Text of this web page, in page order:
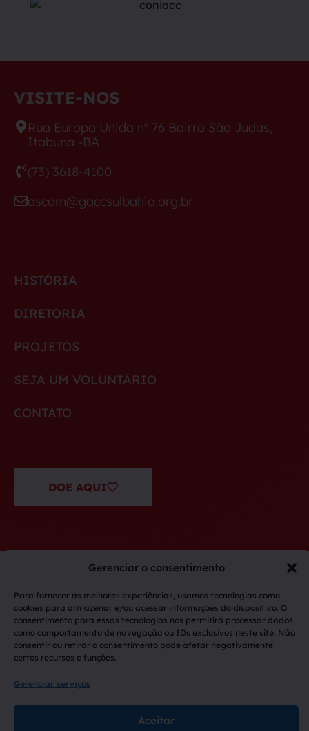
Gerenciar o consentimento
Para fornecer as melhores experiências, usamos tecnologias como
cookies para armazenar e/ou acessar informações do dispositivo. O
consentimento para essas tecnologias nos permitirá processar dados
como comportamento de navegação ou IDs exclusivos neste site. Não
consentir ou retirar o consentimento pode afetar negativamente
certos recursos e funções.
Gerenciar serviços
Aceitar
HISTÓRIA
DIRETORIA
PROJETOS
SEJA UM VOLUNTÁRIO
CONTATO
DOE AQUI
VISITE-NOS
Rua Europa Unida nº 76 Bairro São Judas,
Itabuna -BA
(73) 3618-4100
ascom@gaccsulbahia.org.br
Voltar ao topo
Copyright © 2026
Desenvolvido por:DivWebsites